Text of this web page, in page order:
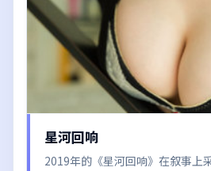
星河回响
2019年的《星河回响》在叙事上